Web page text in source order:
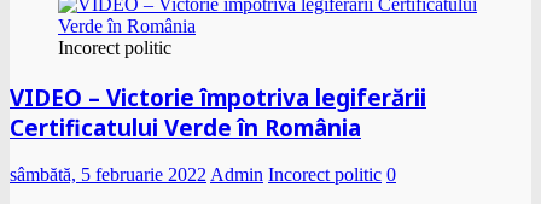
Incorect politic
VIDEO – Victorie împotriva legiferării
Certificatului Verde în România
sâmbătă, 5 februarie 2022Admin Incorect politic 0